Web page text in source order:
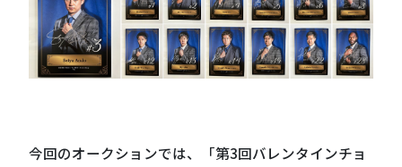
今回のオークションでは、「第3回バレンタインチョ